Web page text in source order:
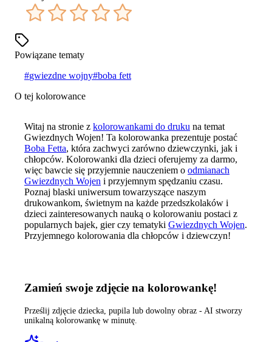
Powiązane tematy
#gwiezdne wojny#boba fett
O tej kolorowance
Witaj na stronie z kolorowankami do druku na temat
Gwiezdnych Wojen! Ta kolorowanka prezentuje postać
Boba Fetta, która zachwyci zarówno dziewczynki, jak i
chłopców. Kolorowanki dla dzieci oferujemy za darmo,
więc bawcie się przyjemnie nauczeniem o odmianach
Gwiezdnych Wojen i przyjemnym spędzaniu czasu.
Poznaj blaski uniwersum towarzyszące naszym
drukowankom, świetnym na każde przedszkolaków i
dzieci zainteresowanych nauką o kolorowaniu postaci z
popularnych bajek, gier czy tematyki Gwiezdnych Wojen.
Przyjemnego kolorowania dla chłopców i dziewczyn!
Zamień swoje zdjęcie na kolorowankę!
Prześlij zdjęcie dziecka, pupila lub dowolny obraz - AI stworzy
unikalną kolorowankę w minutę.